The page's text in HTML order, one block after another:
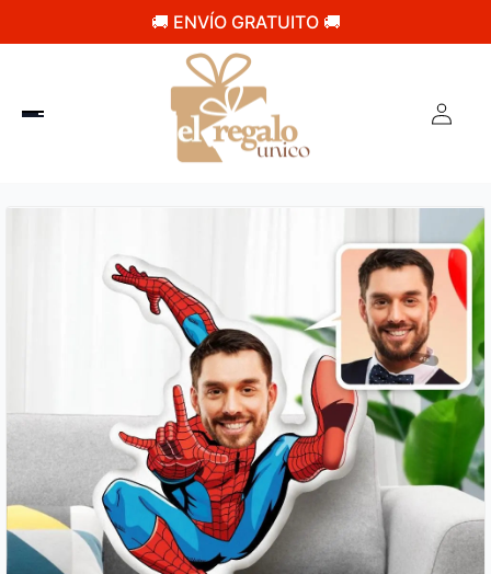
🚚 ENVÍO GRATUITO 🚚